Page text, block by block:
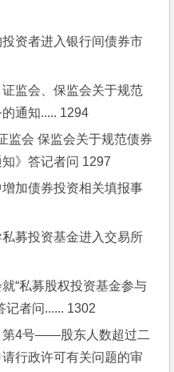
资者进入银行间债券市
监会、保监会关于规范
通知..... 1294
监会 保监会关于规范债券
》答记者问 1297
加债券投资相关填报事
募投资基金进入交易所
“私募股权投资基金参与
记者问...... 1302
第4号——股东人数超过二
行政许可有关问题的审